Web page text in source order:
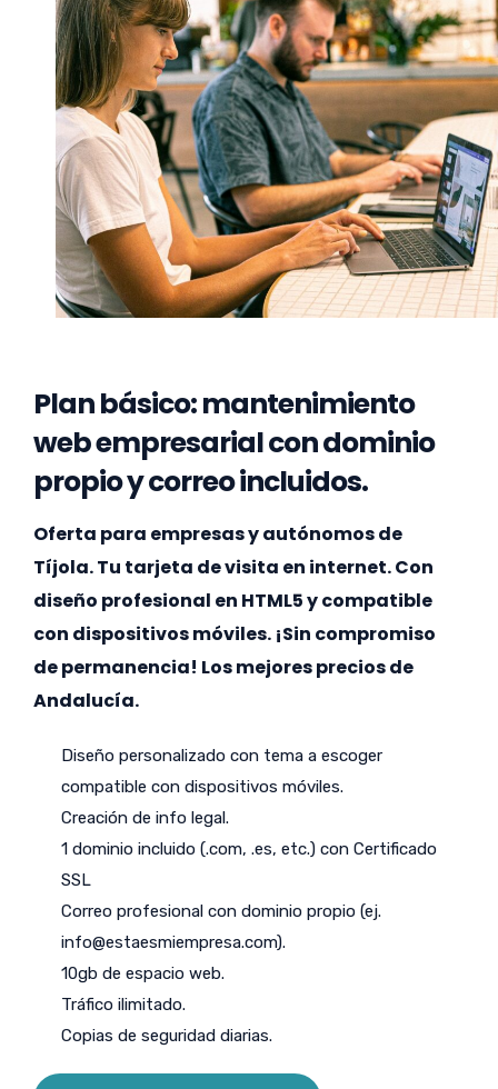
Plan básico: mantenimiento
web empresarial con dominio
propio y correo incluidos.
Oferta para empresas y autónomos de
Tíjola. Tu tarjeta de visita en internet. Con
diseño profesional en HTML5 y compatible
con dispositivos móviles. ¡Sin compromiso
de permanencia! Los mejores precios de
Andalucía.
Diseño personalizado con tema a escoger
compatible con dispositivos móviles.
Creación de info legal.
1 dominio incluido (.com, .es, etc.) con Certificado
SSL
Correo profesional con dominio propio (ej.
info@estaesmiempresa.com).
10gb de espacio web.
Tráfico ilimitado.
Copias de seguridad diarias.